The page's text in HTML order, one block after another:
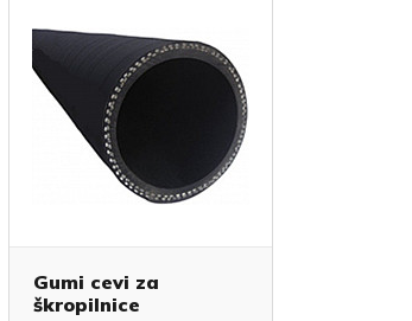
Gumi cevi za
škropilnice